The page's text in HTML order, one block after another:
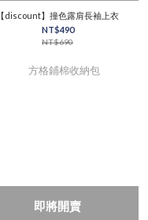
【discount】撞色露肩長袖上衣
NT$490
NT$690
即將開賣